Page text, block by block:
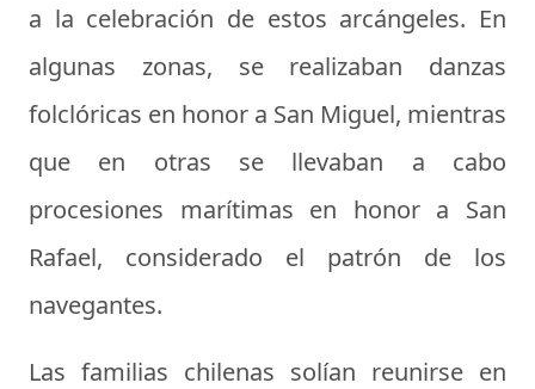
a la celebración de estos arcángeles. En
algunas zonas, se realizaban danzas
folclóricas en honor a San Miguel, mientras
que en otras se llevaban a cabo
procesiones marítimas en honor a San
Rafael, considerado el patrón de los
navegantes.
Las familias chilenas solían reunirse en